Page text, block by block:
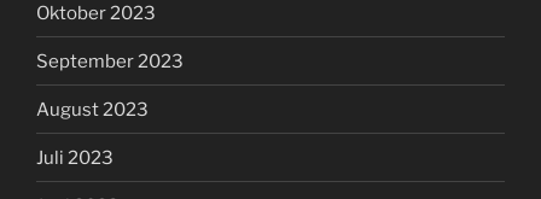
Oktober 2023
September 2023
August 2023
Juli 2023